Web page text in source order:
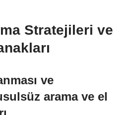
Stratejileri ve
ve
arama ve el